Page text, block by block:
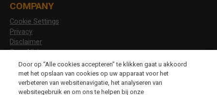
COMPANY
Cookie Settings
Privacy
Disclaimer
Over Allshoes
Vacatures
Door op “Alle cookies accepteren” te klikken gaat u akkoord
met het opslaan van cookies op uw apparaat voor het
verbeteren van websitenavigatie, het analyseren van
websitegebruik en om ons te helpen bij onze